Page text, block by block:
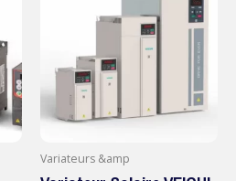
Variateurs &amp